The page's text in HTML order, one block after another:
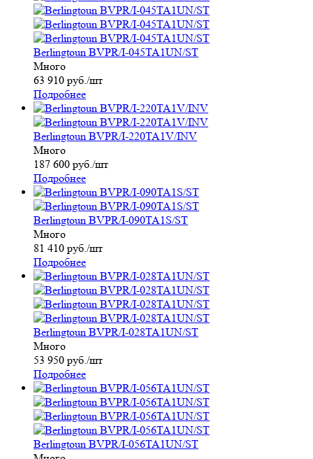
Berlingtoun BVPR/I-045TA1UN/ST
Много
63 910 руб./шт
Подробнее
Berlingtoun BVPR/I-220TA1V/INV
Много
187 600 руб./шт
Подробнее
Berlingtoun BVPR/I-090TA1S/ST
Много
81 410 руб./шт
Подробнее
Berlingtoun BVPR/I-028TA1UN/ST
Много
53 950 руб./шт
Подробнее
Berlingtoun BVPR/I-056TA1UN/ST